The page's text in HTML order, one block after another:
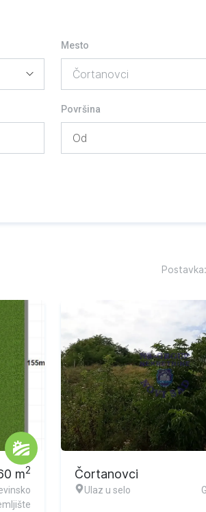
Mesto
Površina
Postavka:
m2
Ekskluzivna ponuda
Čortanovci
Ulaz u selo